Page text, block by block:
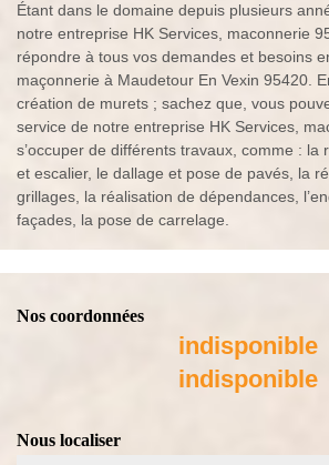
Étant dans le domaine depuis plusieurs
notre entreprise HK Services, maconnerie
répondre à tous vos demandes et besoins
maçonnerie à Maudetour En Vexin 95420.
création de murets ; sachez que, vous
service de notre entreprise HK Services,
s’occuper de différents travaux, comme : la
et escalier, le dallage et pose de pavés, la
grillages, la réalisation de dépendances,
façades, la pose de carrelage.
Nos coordonnées
indisponible
indisponible
Nous localiser